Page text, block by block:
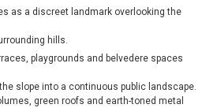
as a discreet landmark overlooking the
hills.
playgrounds and belvedere spaces
slope into a continuous public landscape.
green roofs and earth-toned metal